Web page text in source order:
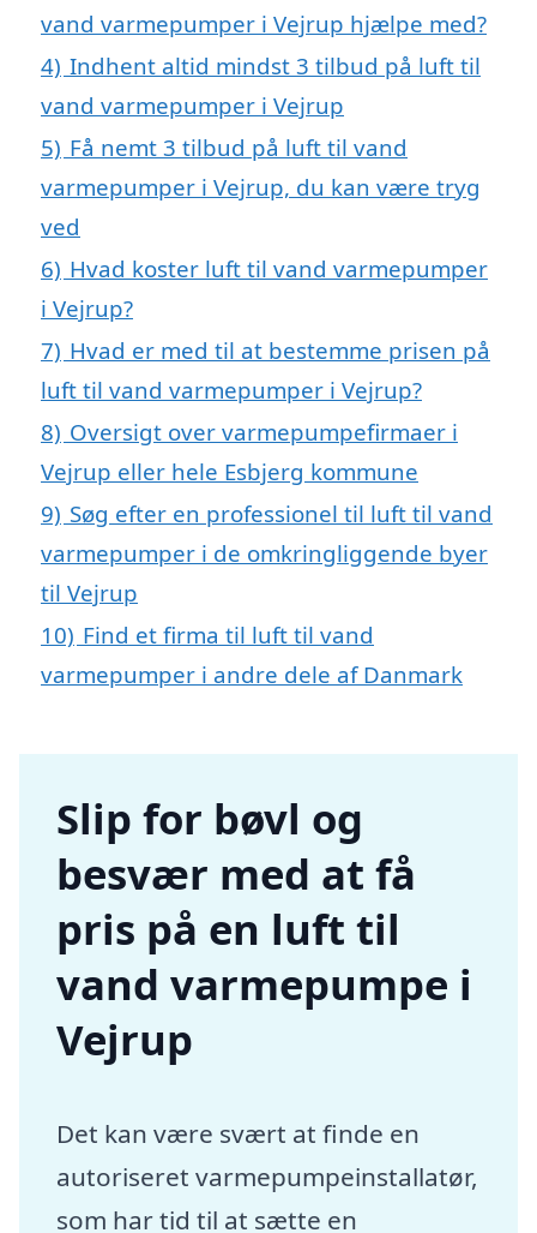
vand varmepumper i Vejrup hjælpe med?
4) Indhent altid mindst 3 tilbud på luft til
vand varmepumper i Vejrup
5) Få nemt 3 tilbud på luft til vand
varmepumper i Vejrup, du kan være tryg
ved
6) Hvad koster luft til vand varmepumper
i Vejrup?
7) Hvad er med til at bestemme prisen på
luft til vand varmepumper i Vejrup?
8) Oversigt over varmepumpefirmaer i
Vejrup eller hele Esbjerg kommune
9) Søg efter en professionel til luft til vand
varmepumper i de omkringliggende byer
til Vejrup
10) Find et firma til luft til vand
varmepumper i andre dele af Danmark
Slip for bøvl og
besvær med at få
pris på en luft til
vand varmepumpe i
Vejrup
Det kan være svært at finde en
autoriseret varmepumpeinstallatør,
som har tid til at sætte en